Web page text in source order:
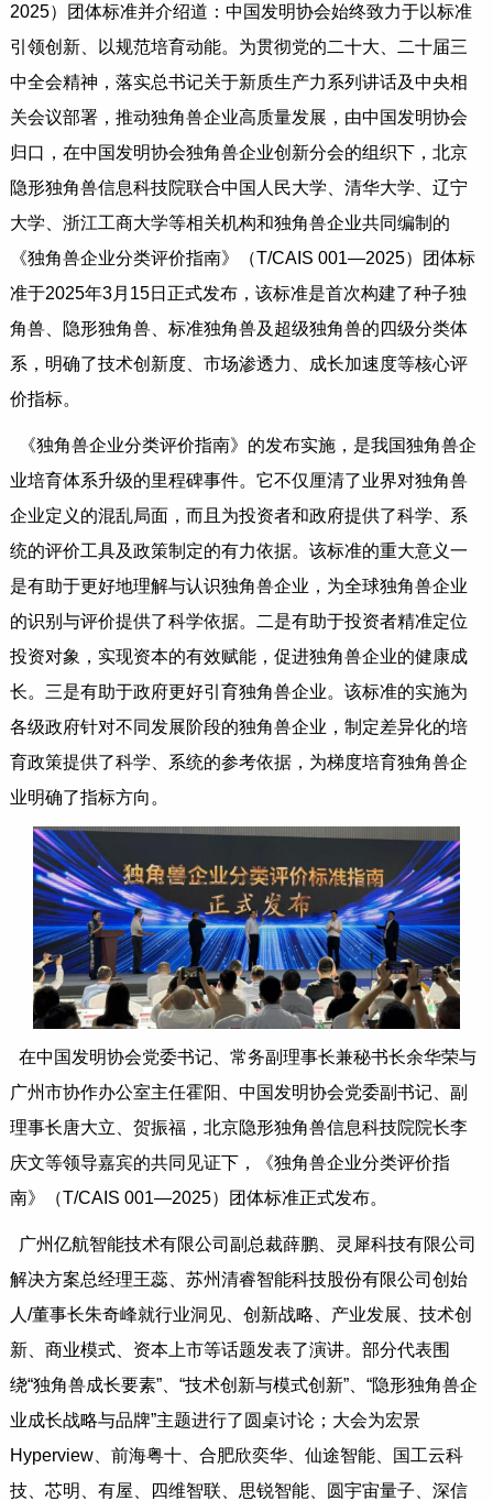
2025）团体标准并介绍道：中国发明协会始终致力于以标准
引领创新、以规范培育动能。为贯彻党的二十大、二十届三
中全会精神，落实总书记关于新质生产力系列讲话及中央相
关会议部署，推动独角兽企业高质量发展，由中国发明协会
归口，在中国发明协会独角兽企业创新分会的组织下，北京
隐形独角兽信息科技院联合中国人民大学、清华大学、辽宁
大学、浙江工商大学等相关机构和独角兽企业共同编制的
《独角兽企业分类评价指南》（T/CAIS 001—2025）团体标
准于2025年3月15日正式发布，该标准是首次构建了种子独
角兽、隐形独角兽、标准独角兽及超级独角兽的四级分类体
系，明确了技术创新度、市场渗透力、成长加速度等核心评
价指标。
《独角兽企业分类评价指南》的发布实施，是我国独角兽企
业培育体系升级的里程碑事件。它不仅厘清了业界对独角兽
企业定义的混乱局面，而且为投资者和政府提供了科学、系
统的评价工具及政策制定的有力依据。该标准的重大意义一
是有助于更好地理解与认识独角兽企业，为全球独角兽企业
的识别与评价提供了科学依据。二是有助于投资者精准定位
投资对象，实现资本的有效赋能，促进独角兽企业的健康成
长。三是有助于政府更好引育独角兽企业。该标准的实施为
各级政府针对不同发展阶段的独角兽企业，制定差异化的培
育政策提供了科学、系统的参考依据，为梯度培育独角兽企
业明确了指标方向。
在中国发明协会党委书记、常务副理事长兼秘书长余华荣与
广州市协作办公室主任霍阳、中国发明协会党委副书记、副
理事长唐大立、贺振福，北京隐形独角兽信息科技院院长李
庆文等领导嘉宾的共同见证下，《独角兽企业分类评价指
南》（T/CAIS 001—2025）团体标准正式发布。
广州亿航智能技术有限公司副总裁薛鹏、灵犀科技有限公司
解决方案总经理王蕊、苏州清睿智能科技股份有限公司创始
⼈/董事长朱奇峰就行业洞见、创新战略、产业发展、技术创
新、商业模式、资本上市等话题发表了演讲。部分代表围
绕“独角兽成长要素”、“技术创新与模式创新”、“隐形独角兽企
业成长战略与品牌”主题进行了圆桌讨论；大会为宏景
Hyperview、前海粤十、合肥欣奕华、仙途智能、国工云科
技、芯明、有屋、四维智联、思锐智能、圆宇宙量子、深信